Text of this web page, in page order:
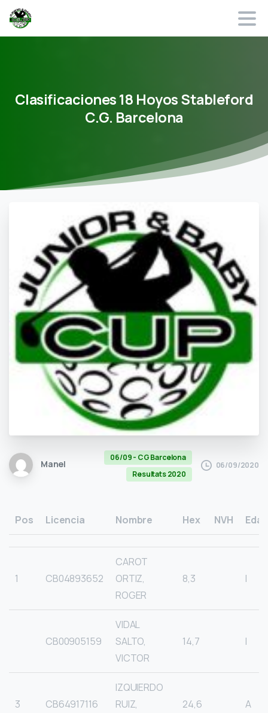
Clasificaciones18 HoyosStableford
C.G. Barcelona
Manel
06/09 - CG Barcelona
Resultats 2020
06/09/2020
Pos Licencia Nombre Hex NVH Edad
1 CB04893652
CAROT
ORTIZ,
ROGER
8,3 I
CB00905159
VIDAL
SALTO,
VICTOR
14,7 I
3 CB64917116
IZQUIERDO
RUIZ,
24,6 A